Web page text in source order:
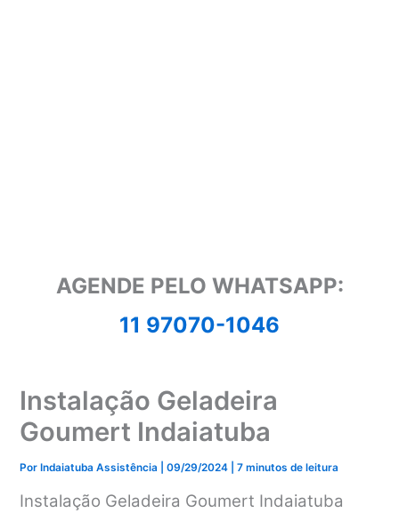
AGENDE PELO WHATSAPP:
11 97070-1046
Instalação Geladeira
Goumert Indaiatuba
Por Indaiatuba Assistência |09/29/2024 |7 minutos de leitura
Instalação Geladeira Goumert Indaiatuba